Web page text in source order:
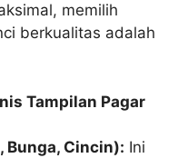
memilih
berkualitas adalah
Tampilan Pagar
Bunga, Cincin): Ini